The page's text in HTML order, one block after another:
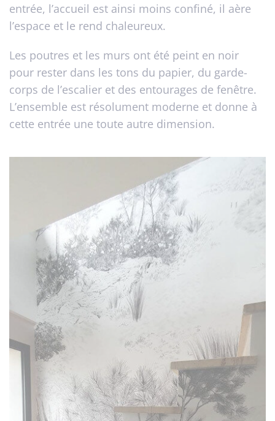
entrée, l’accueil est ainsi moins confiné, il aère
l’espace et le rend chaleureux.
Les poutres et les murs ont été peint en noir
pour rester dans les tons du papier, du garde-
corps de l’escalier et des entourages de fenêtre.
L’ensemble est résolument moderne et donne à
cette entrée une toute autre dimension.